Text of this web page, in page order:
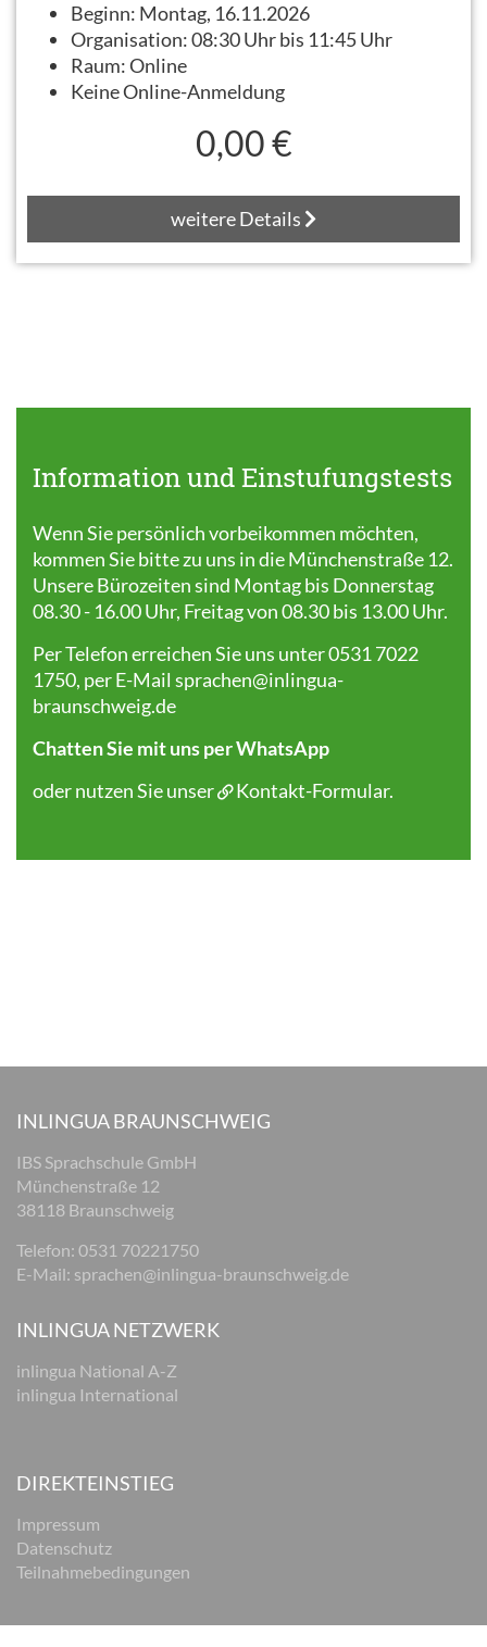
Beginn: Montag, 16.11.2026
Organisation:08:30 Uhr bis 11:45 Uhr
Raum:Online
Keine Online-Anmeldung
0,00 €
weitere Details
Information und Einstufungstests
Wenn Sie persönlich vorbeikommen möchten,
kommen Sie bitte zu uns in die Münchenstraße 12.
Unsere Bürozeiten sind Montag bis Donnerstag
08.30 - 16.00 Uhr, Freitag von 08.30 bis 13.00 Uhr.
Per Telefon erreichen Sie uns unter 0531 7022
1750, per E-Mail sprachen@inlingua-
braunschweig.de
Chatten Sie mit uns per WhatsApp
oder nutzen Sie unser
Kontakt-Formular.
INLINGUA BRAUNSCHWEIG
IBS Sprachschule GmbH
Münchenstraße 12
38118 Braunschweig
Telefon: 0531 70221750
E-Mail: sprachen@inlingua-braunschweig.de
INLINGUA NETZWERK
inlingua National A-Z
inlingua International
DIREKTEINSTIEG
Impressum
Datenschutz
Teilnahmebedingungen